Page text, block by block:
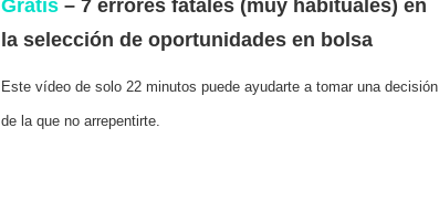
Gratis– 7 errores fatales (muy habituales) en
la selección de oportunidades en bolsa
Este vídeo de solo 22 minutos puede ayudarte a tomar una decisión
de la que no arrepentirte.